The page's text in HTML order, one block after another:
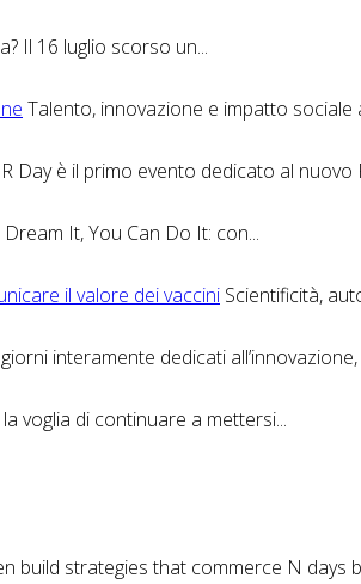
Il 16 luglio scorso un...
Talento, innovazione e impatto sociale
Day è il primo evento dedicato al nuovo
It, You Can Do It: con...
il valore dei vaccini Scientificità,
interamente dedicati
voglia di continuare a mettersi...
build strategies that commerce N days